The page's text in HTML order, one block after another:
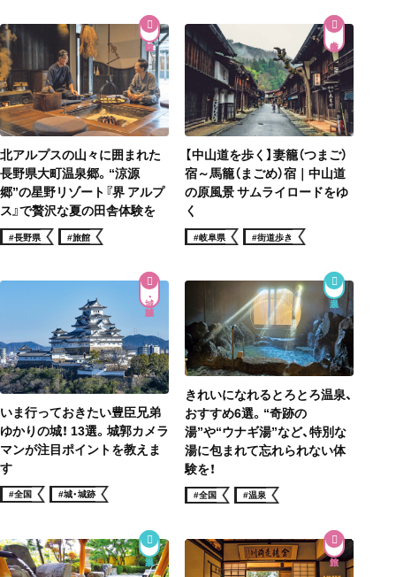
北アルプスの山々に囲まれた
長野県大町温泉郷。“涼源
郷”の星野リゾート『界 アルプ
ス』で贅沢な夏の田舎体験を
#長野県 #旅館
街道歩き
【中山道を歩く】妻籠（つまご）
宿～馬籠（まごめ）宿｜中山道
の原風景 サムライロードをゆ
く
#岐阜県 #街道歩き
城・城跡
いま行っておきたい豊臣兄弟
ゆかりの城！ 13選。城郭カメラ
マンが注目ポイントを教えま
す
#全国 #城・城跡
きれいになれるとろとろ温泉、
おすすめ6選。“奇跡の
湯”や“ウナギ湯”など、特別な
湯に包まれて忘れられない体
験を！
#全国 #温泉